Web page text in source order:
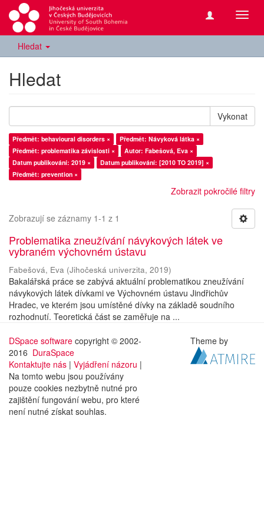
Hledat
Hledat
Vykonat
Předmět: behavioural disorders ×
Předmět: Návyková látka ×
Předmět: problematika závislosti ×
Autor: Fabešová, Eva ×
Datum publikování: 2019 ×
Datum publikování: [2010 TO 2019] ×
Předmět: prevention ×
Zobrazit pokročilé filtry
Zobrazují se záznamy 1-1 z 1
Problematika zneužívání návykových látek ve
vybraném výchovném ústavu
Fabešová, Eva (Jihočeská univerzita, 2019)
Bakalářská práce se zabývá aktuální problematikou zneužívání
návykových látek dívkami ve Výchovném ústavu Jindřichův
Hradec, ve kterém jsou umístěné dívky na základě soudního
rozhodnutí. Teoretická část se zaměřuje na ...
DSpace software copyright © 2002-
2016 DuraSpace
Kontaktujte nás | Vyjádření názoru |
Na tomto webu jsou používány
pouze cookies nezbytně nutné pro
zajištění fungování webu, pro které
není nutné získat souhlas.
Theme by